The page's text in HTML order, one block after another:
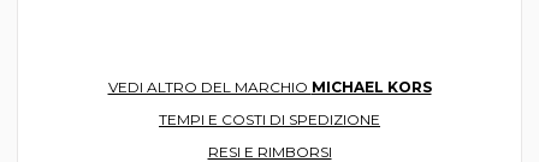
VEDI ALTRO DEL MARCHIO MICHAEL KORS
TEMPI E COSTI DI SPEDIZIONE
RESI E RIMBORSI